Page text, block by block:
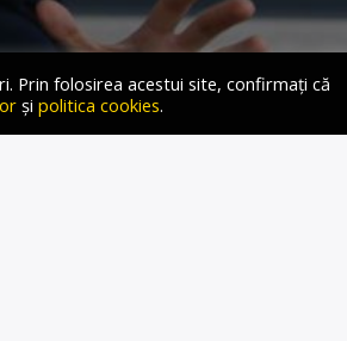
Prin folosirea acestui site, confirmați că
și politica cookies.